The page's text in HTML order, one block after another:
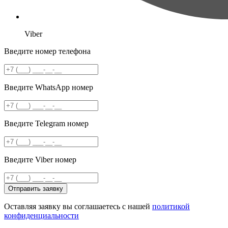
Viber
Введите номер телефона
Введите WhatsApp номер
Введите Telegram номер
Введите Viber номер
Отправить заявку
Оставляя заявку вы соглашаетесь с нашей политикой
конфиденциальности